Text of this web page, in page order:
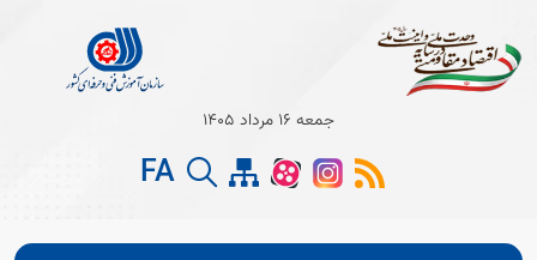
Open
جمعه 16 مرداد 1405
FA